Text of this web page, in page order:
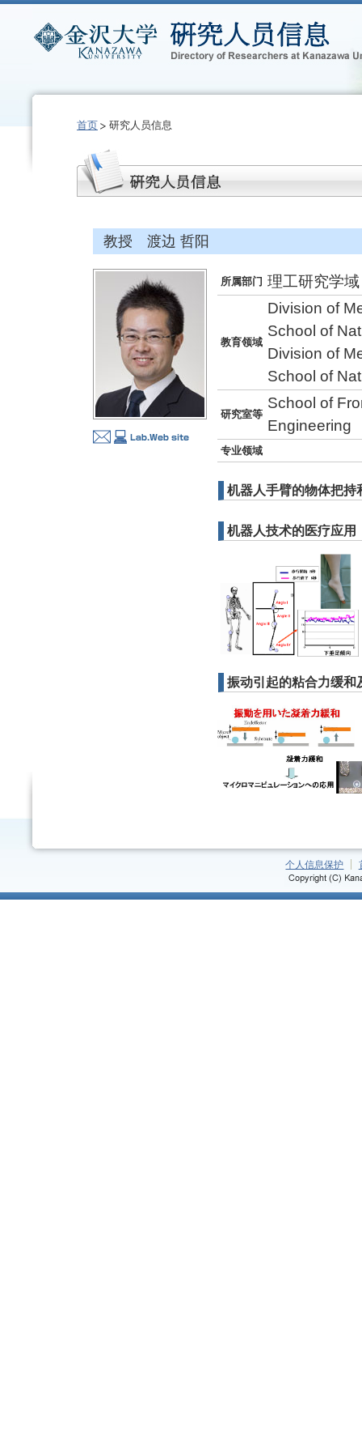
首页 研究人员信息
教授 渡边 哲阳
所属部门 理工研究学
教育领域
Division of
School of
Division of
School of
研究室等
School of
Engineering
专业领域
机器人手臂的物体把持
机器人技术的医疗应用
振动引起的粘合力缓和
个人信息保护